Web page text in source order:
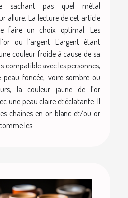
sachant pas quel métal
allure. La lecture de cet article
faire un choix optimal. Les
ou l’argent L’argent étant
couleur froide à cause de sa
compatible avec les personnes,
foncée, voire sombre ou
la couleur jaune de l’or
une peau claire et éclatante. Il
chaînes en or blanc et/ou or
les...